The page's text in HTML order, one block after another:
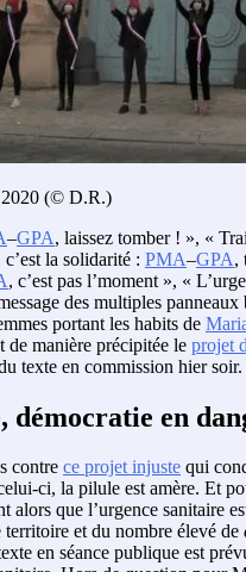
2020 (© D.R.)
–GPA, laissez tomber ! », «
la solidarité : PMA–GPA,
, c’est pas l’moment », «
des multiples panneaux
portant les habits de
de manière précipitée le projet
texte en commission hier soir.
démocratie en
contre ce projet injuste qui
ci, la pilule est amère. Et
alors que l’urgence sanitaire
territoire et du nombre élevé de
en séance publique est